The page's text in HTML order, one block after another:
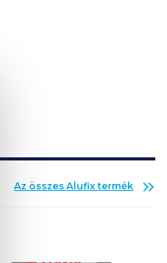
Az összes Alufix termék